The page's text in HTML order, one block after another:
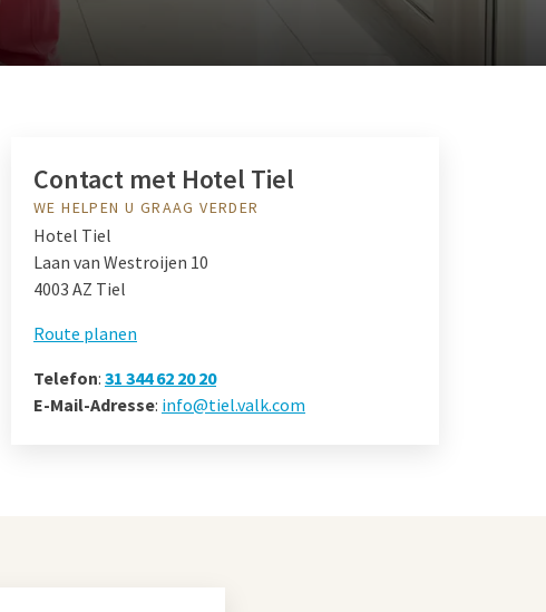
Contact met Hotel Tiel
WE HELPEN U GRAAG VERDER
Hotel Tiel
Laan van Westroijen 10
4003 AZ Tiel
Route planen
Telefon: 31 344 62 20 20
E-Mail-Adresse: info@tiel.valk.com